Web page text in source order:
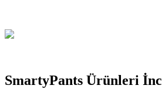
SmartyPants Ürünleri